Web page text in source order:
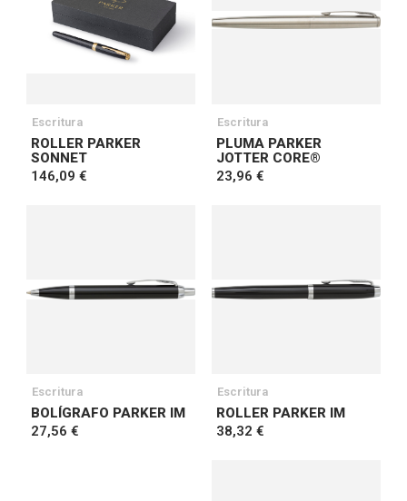
Escritura
ROLLER PARKER
SONNET
146,09 €
Escritura
PLUMA PARKER
JOTTER CORE®
23,96 €
Escritura
BOLÍGRAFO PARKER IM
27,56 €
Escritura
ROLLER PARKER IM
38,32 €